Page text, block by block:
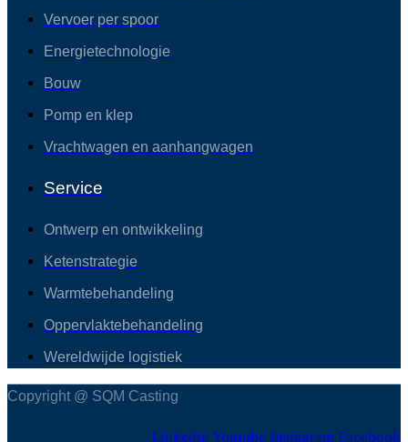
Vervoer per spoor
Energietechnologie
Bouw
Pomp en klep
Vrachtwagen en aanhangwagen
Service
Ontwerp en ontwikkeling
Ketenstrategie
Warmtebehandeling
Oppervlaktebehandeling
Wereldwijde logistiek
Copyright @ SQM Casting
Linkedin Youtube Instagram Facebook